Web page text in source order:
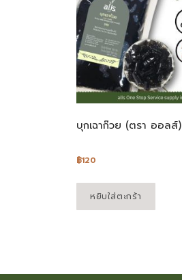
บุกเฉาก๊วย (ตรา ออลส์)
฿120
หยิบใส่ตะกร้า